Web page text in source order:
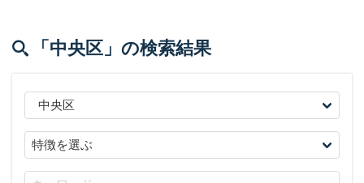
「中央区」 の検索結果